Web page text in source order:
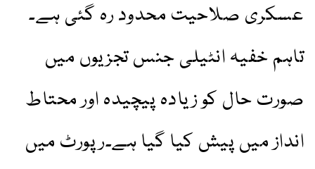
عسکری صلاحیت محدود رہ گئی ہے۔
تاہم خفیہ انٹیلی جنس تجزیوں میں
صورت حال کو زیادہ پیچیدہ اور محتاط
انداز میں پیش کیا گیا ہے۔رپورٹ میں